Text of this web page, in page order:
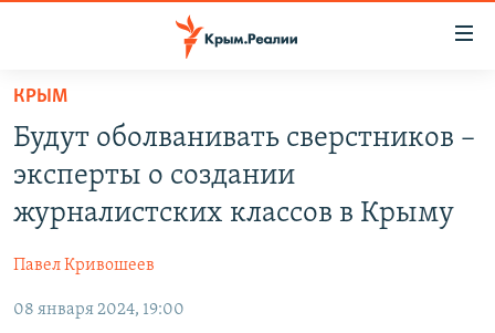
Вернуться
основному
содержанию
главной
навигации
Вернутся
СПЕЦПРОЕКТЫ
11 ЛЕТ ОККУПАЦИИ КРЫМА. 11 ИСТОРИЙ СОПРОТИВЛЕНИЯ
ЕЩЕ
ИНТЕРАКТИВ
РАДІО СВОБОДА
КРЫМ
Будут оболванивать сверстников –
эксперты о создании
журналистских классов в Крыму
Павел Кривошеев
08 января 2024, 19:00